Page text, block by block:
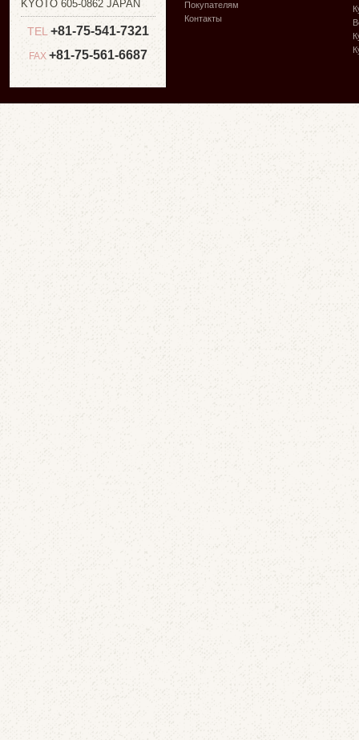
KYOTO 605-0862 JAPAN
TEL +81-75-541-7321
FAX +81-75-561-6687
Покупателям
Контакты